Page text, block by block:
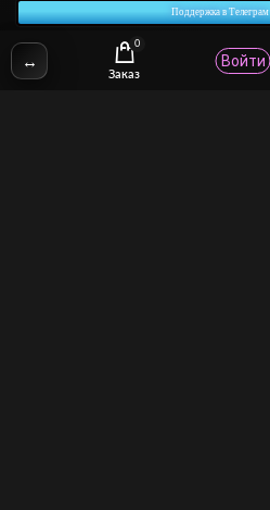
Поддержка в Телеграм
✉Email: stcomhelp@gmail.com
↔
0
Заказ
Войти